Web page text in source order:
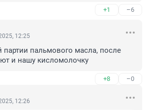
+1 –6
12:25
партии пальмового масла, после
и нашу кисломолочку
+8 –0
12:26